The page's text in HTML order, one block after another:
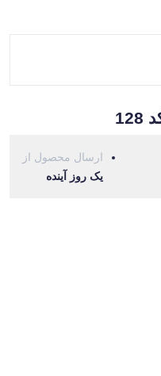
ارسال محصول از
یک روز آینده